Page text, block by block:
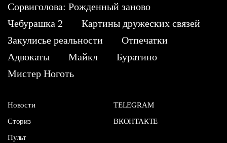
Сорвиголова: Рожденный заново
Чебурашка 2
Картины дружеских связей
Закулисье реальности
Отпечатки
Адвокаты
Майкл
Буратино
Мистер Ноготь
Новости
Сториз
Пульт
TELEGRAM
ВКОНТАКТЕ